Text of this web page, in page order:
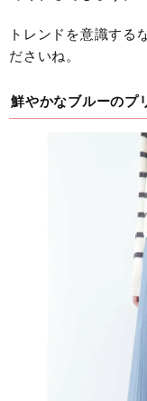
トレンドを意識する
ださいね。
鮮やかなブルーのプ